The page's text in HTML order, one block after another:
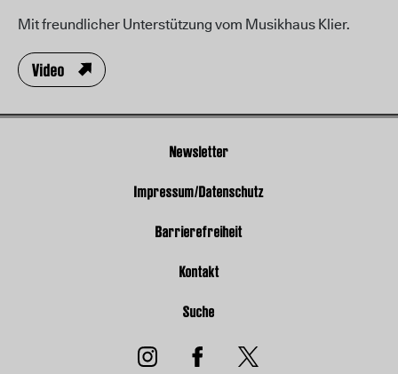
Mit freundlicher Unterstützung vom Musikhaus Klier.
Video
Newsletter
Impressum/Datenschutz
Barrierefreiheit
Kontakt
Suche